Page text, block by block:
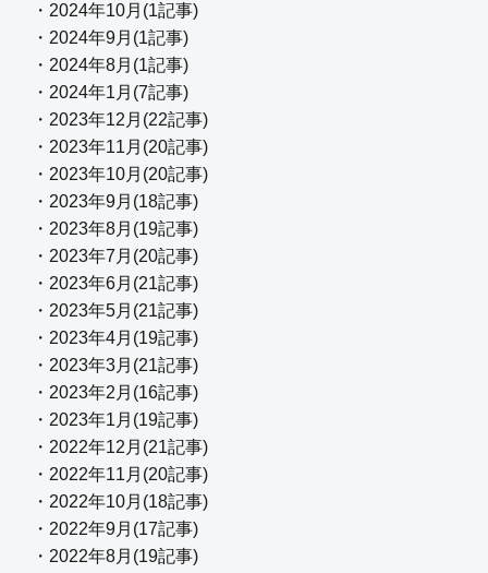
・2024年10月(1記事)
・2024年9月(1記事)
・2024年8月(1記事)
・2024年1月(7記事)
・2023年12月(22記事)
・2023年11月(20記事)
・2023年10月(20記事)
・2023年9月(18記事)
・2023年8月(19記事)
・2023年7月(20記事)
・2023年6月(21記事)
・2023年5月(21記事)
・2023年4月(19記事)
・2023年3月(21記事)
・2023年2月(16記事)
・2023年1月(19記事)
・2022年12月(21記事)
・2022年11月(20記事)
・2022年10月(18記事)
・2022年9月(17記事)
・2022年8月(19記事)